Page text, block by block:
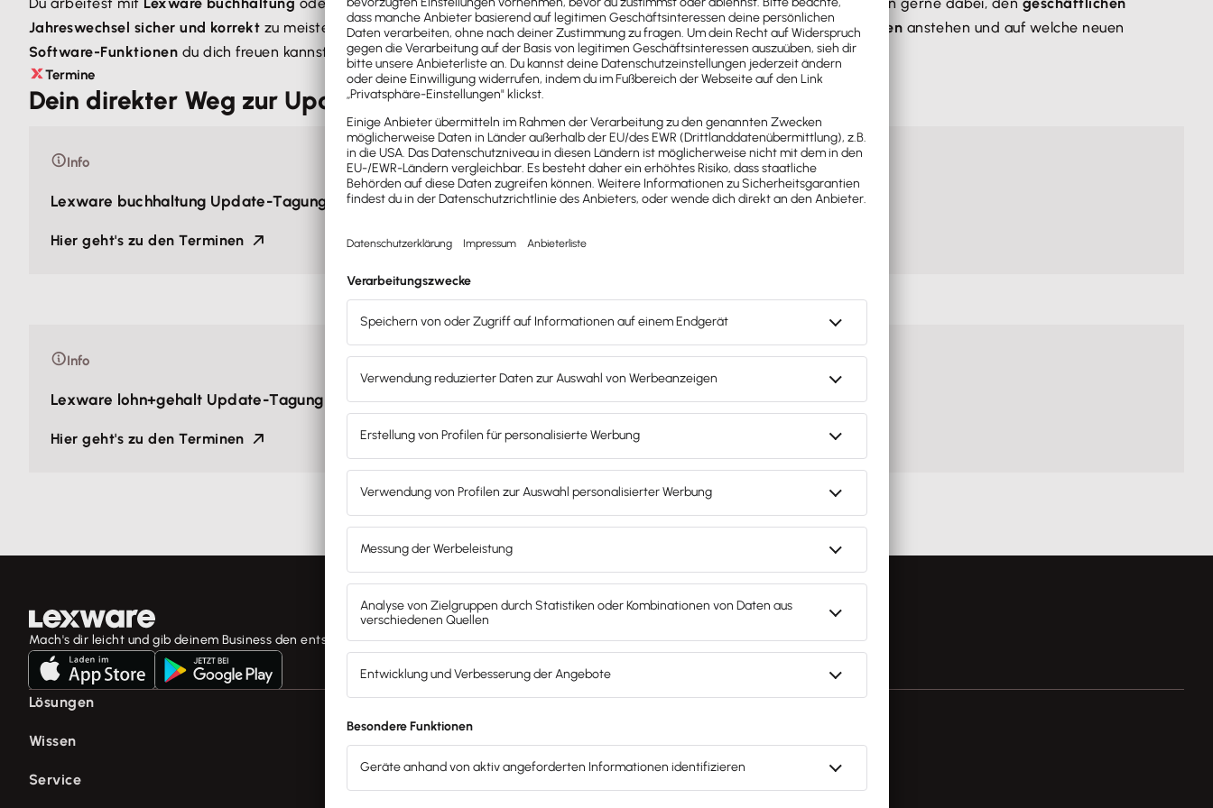
Jahreswechsel sicher und korrekt zu meistern. Unsere Profis zeigen dir innur 4 Stunden, welche wichtigeGesetzesänderungen anstehen und auf welche neuen
Software-Funktionen du dich freuen kannst.
Termine
Dein direkter Weg zur Update-Tagung
Info
Lexware buchhaltung Update-Tagung 2027
Hier geht's zu den Terminen
Info
Lexware lohn+gehalt Update-Tagung 2027
Hier geht's zu den Terminen
Mach's dir leicht und gib deinem Business den entscheidenden Push – mit unserer Software für Buchhaltung & Lohn.
Lösungen
E-Rechnung Software
Buchhaltungssoftware
Wissen
Fachwissen für Unternehmer
Service